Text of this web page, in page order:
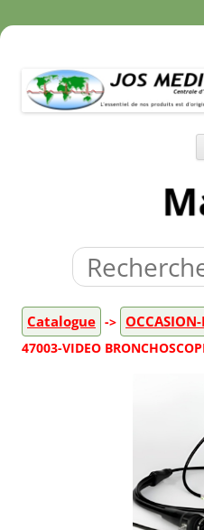
Catalogue ->
47003-VIDEO